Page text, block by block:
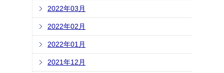
2022年03月
2022年02月
2022年01月
2021年12月